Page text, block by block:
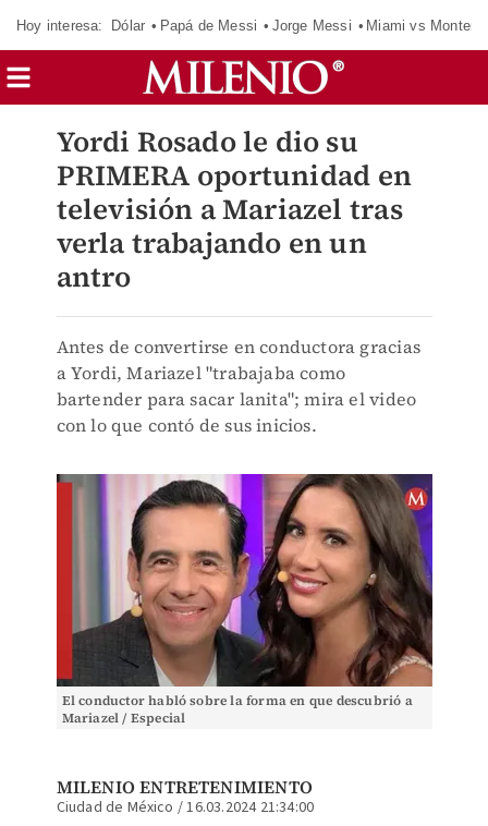
Hoy interesa: Dólar Papá de Messi Jorge Messi Miami vs
Yordi Rosado le dio su
PRIMERA oportunidad en
televisión a Mariazel tras
verla trabajando en un
antro
Antes de convertirse en conductora gracias
a Yordi, Mariazel "trabajaba como
bartender para sacar lanita"; mira el video
con lo que contó de sus inicios.
El conductor habló sobre la forma en que descubrió a
Mariazel / Especial
MILENIO ENTRETENIMIENTO
Ciudad de México /16.03.2024 21:34:00